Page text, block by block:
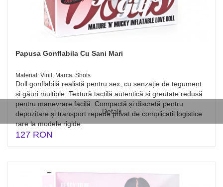
Detalii
Papusa Gonflabila Cu Sani Mari
Material: Vinil, Marca: Shots
Doll gonflabilă realistă pentru sex, cu senzație de tegument
și găuri multiple. Textură tactilă autentică și greutate redusă
pentru manevrare facilă. Compactă și discretă pentru
depozitare și transport repede privat de complicații logistice
rare la modele rigide.
127 RON